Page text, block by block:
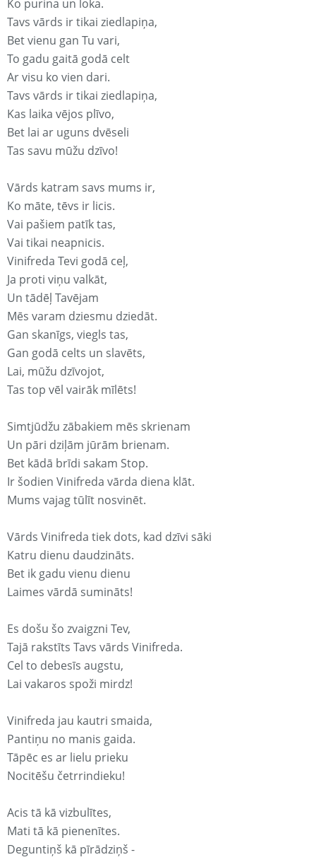
Ko purina un loka.
Tavs vārds ir tikai ziedlapiņa,
Bet vienu gan Tu vari,
To gadu gaitā godā celt
Ar visu ko vien dari.
Tavs vārds ir tikai ziedlapiņa,
Kas laika vējos plīvo,
Bet lai ar uguns dvēseli
Tas savu mūžu dzīvo!
Vārds katram savs mums ir,
Ko māte, tēvs ir licis.
Vai pašiem patīk tas,
Vai tikai neapnicis.
Vinifreda Tevi godā ceļ,
Ja proti viņu valkāt,
Un tādēļ Tavējam
Mēs varam dziesmu dziedāt.
Gan skanīgs, viegls tas,
Gan godā celts un slavēts,
Lai, mūžu dzīvojot,
Tas top vēl vairāk mīlēts!
Simtjūdžu zābakiem mēs skrienam
Un pāri dziļām jūrām brienam.
Bet kādā brīdi sakam Stop.
Ir šodien Vinifreda vārda diena klāt.
Mums vajag tūlīt nosvinēt.
Vārds Vinifreda tiek dots, kad dzīvi sāki
Katru dienu daudzināts.
Bet ik gadu vienu dienu
Laimes vārdā sumināts!
Es došu šo zvaigzni Tev,
Tajā rakstīts Tavs vārds Vinifreda.
Cel to debesīs augstu,
Lai vakaros spoži mirdz!
Vinifreda jau kautri smaida,
Pantiņu no manis gaida.
Tāpēc es ar lielu prieku
Nocitēšu četrrindieku!
Acis tā kā vizbulītes,
Mati tā kā pienenītes.
Deguntiņš kā pīrādziņš -